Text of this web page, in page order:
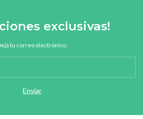
exclusivas!
tu correo electrónico.